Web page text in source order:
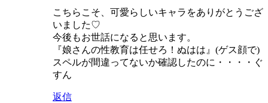
こちらこそ、可愛らしいキャラをありがとうござ
いました♡
今後もお世話になると思います。
『娘さんの性教育は任せろ！ぬはは』(ゲス顔で)
スペルが間違ってないか確認したのに・・・・ぐ
すん
返信